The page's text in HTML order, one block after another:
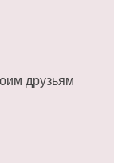
друзьям